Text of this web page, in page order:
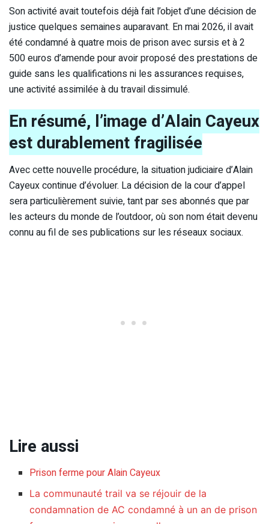
Son activité avait toutefois déjà fait l’objet d’une décision de
justice quelques semaines auparavant. En mai 2026, il avait
été condamné à quatre mois de prison avec sursis et à 2
500 euros d’amende pour avoir proposé des prestations de
guide sans les qualifications ni les assurances requises,
une activité assimilée à du travail dissimulé.
En résumé, l’image d’Alain Cayeux
est durablement fragilisée
Avec cette nouvelle procédure, la situation judiciaire d’Alain
Cayeux continue d’évoluer. La décision de la cour d’appel
sera particulièrement suivie, tant par ses abonnés que par
les acteurs du monde de l’outdoor, où son nom était devenu
connu au fil de ses publications sur les réseaux sociaux.
Lire aussi
Prison ferme pour Alain Cayeux
La communauté trail va se réjouir de la
condamnation de AC condamné à un an de prison